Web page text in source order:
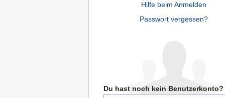
Hilfe beim Anmelden
Passwort vergessen?
Du hast noch kein Benutzerkonto?